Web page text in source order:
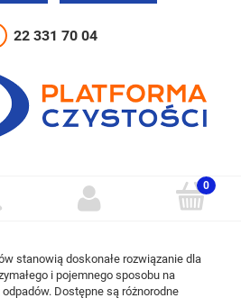
22 331 70 04
stanowią doskonałe rozwiązanie dla
i pojemnego sposobu na
Dostępne są różnorodne